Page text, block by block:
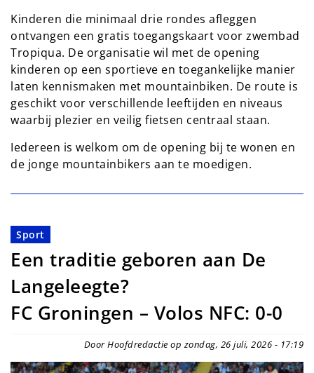
Kinderen die minimaal drie rondes afleggen
ontvangen een gratis toegangskaart voor zwembad
Tropiqua. De organisatie wil met de opening
kinderen op een sportieve en toegankelijke manier
laten kennismaken met mountainbiken. De route is
geschikt voor verschillende leeftijden en niveaus
waarbij plezier en veilig fietsen centraal staan.
Iedereen is welkom om de opening bij te wonen en
de jonge mountainbikers aan te moedigen.
Sport
Een traditie geboren aan De
Langeleegte?
FC Groningen – Volos NFC: 0-0
Door Hoofdredactie op zondag, 26 juli, 2026 - 17:19